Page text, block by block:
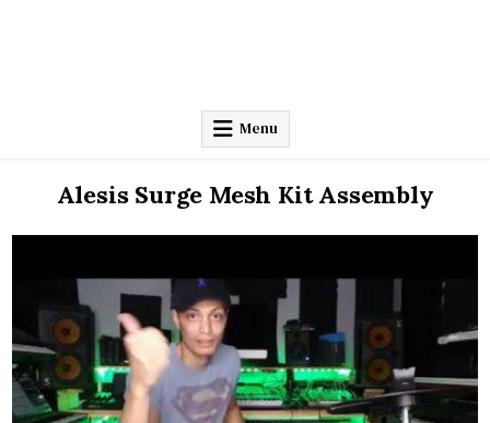
Menu
Alesis Surge Mesh Kit Assembly